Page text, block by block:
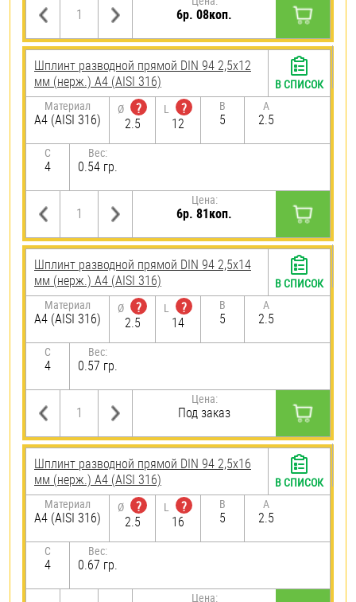
6р. 08коп.
Шплинт разводной прямой DIN 94 2,5х12
мм (нерж.) A4 (AISI 316)
Материал
A4 (AISI 316)
Ø
?
2.5
L
?
12
B
5
A
2.5
C
4
Вес:
0.54 гр.
Цена:
6р. 81коп.
В СПИСОК
Шплинт разводной прямой DIN 94 2,5х14
мм (нерж.) A4 (AISI 316)
Материал
A4 (AISI 316)
Ø
?
2.5
L
?
14
B
5
A
2.5
C
4
Вес:
0.57 гр.
Цена:
Под заказ
В СПИСОК
Шплинт разводной прямой DIN 94 2,5х16
мм (нерж.) A4 (AISI 316)
Материал
A4 (AISI 316)
Ø
?
2.5
L
?
16
B
5
A
2.5
C
4
Вес:
0.67 гр.
Цена:
В СПИСОК